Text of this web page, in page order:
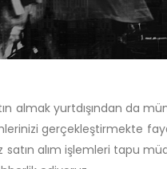
almak yurtdışından da
gerçekleştirmekte
alım işlemleri tapu